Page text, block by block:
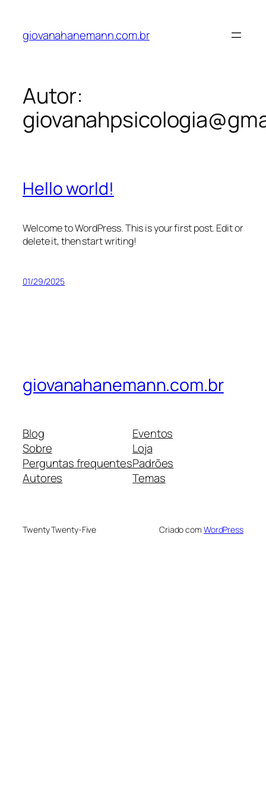
giovanahanemann.com.br
Autor:
Hello world!
Welcome to WordPress. This is your first post. Edit or
delete it, then start writing!
01/29/2025
giovanahanemann.com.br
Blog
Sobre
Perguntas frequentes
Autores
Eventos
Loja
Padrões
Temas
Twenty Twenty-Five Criado com WordPress